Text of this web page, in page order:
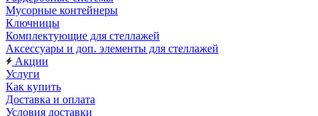
Мусорные контейнеры
Ключницы
Комплектующие для стеллажей
Аксессуары и доп. элементы для стеллажей
Акции
Услуги
Как купить
Доставка и оплата
Условия доставки